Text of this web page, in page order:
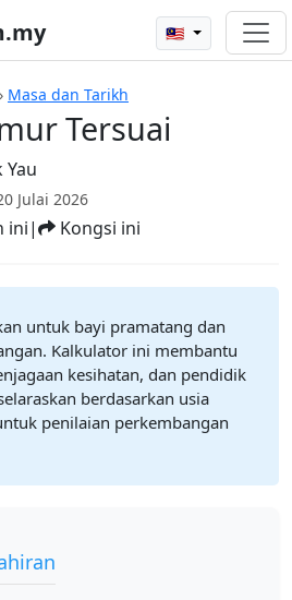
🇲🇾
› Masa dan Tarikh
Tersuai
Yau
Julai 2026
ini| Kongsi ini
untuk bayi pramatang dan
Kalkulator ini membantu
kesihatan, dan pendidik
berdasarkan usia
penilaian perkembangan